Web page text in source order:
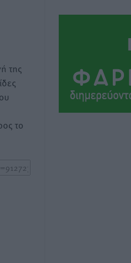
της
το
ΣΕΤΕ:
ΚΥΑ για το
Ειδήσεις• πριν 7